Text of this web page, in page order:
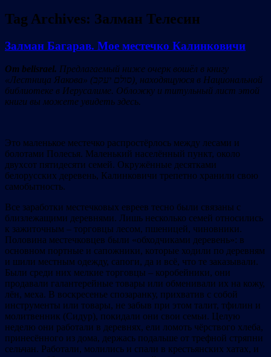
Tag Archives: Залман Телесин
Залман Багарав. Мое местечко Калинковичи
От belisrael. Предлагаемый ниже очерк вошёл в книгу
«Лестница Яакова» (סולם יעקב), находящуюся в Национальной
библиотеке в Иерусалиме. Обложку и титульный лист этой
книги вы можете увидеть здесь.
Это маленькое местечко распростёрлось между лесами и
болотами Полесья. Маленький населённый пункт, около
двухсот пятидесяти семей. Окружённые десятками
белорусских деревень, Калинковичи трепетно хранили свою
самобытность.
Все заработки местечковых евреев тесно были связаны с
близлежащими деревнями. Лишь несколько семей относились
к зажиточным – торговцы лесом, пшеницей, чиновники.
Половина местечковцев были «обходчиками деревень»: в
основном портные и сапожники, которые ходили по деревням
и шили местным одежду, сапоги, да и всё, что те заказывали.
Были среди них мелкие торговцы – коробейники, они
продавали галантерейные товары или обменивали их на кожу,
лён, меха. В воскресенье спозаранку, прихватив с собой
инструменты или товары, не забыв при этом талит, тфилин и
молитвенник (Сидур), покидали они свои семьи. Целую
неделю они работали в деревнях, ели ломоть чёрствого хлеба,
принесённого из дома, держась подальше от трефной стряпни
сельчан. Работали, молились и спали в крестьянских хатах, и